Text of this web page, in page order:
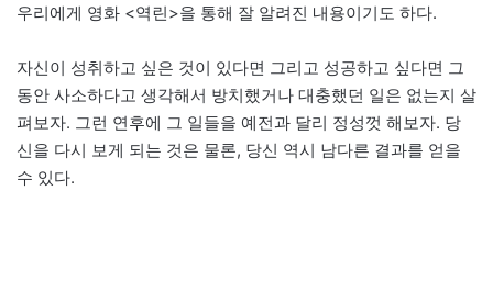
우리에게 영화 <역린>을 통해 잘 알려진 내용이기도 하다.
자신이 성취하고 싶은 것이 있다면 그리고 성공하고 싶다면 그
동안 사소하다고 생각해서 방치했거나 대충했던 일은 없는지 살
펴보자. 그런 연후에 그 일들을 예전과 달리 정성껏 해보자. 당
신을 다시 보게 되는 것은 물론, 당신 역시 남다른 결과를 얻을
수 있다.